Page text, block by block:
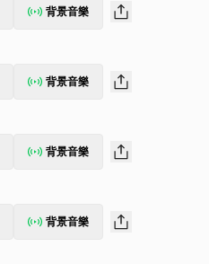
背景音樂
背景音樂
背景音樂
背景音樂